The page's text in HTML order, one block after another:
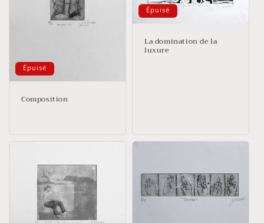
Épuisé
Composition
Épuisé
La domination de la
luxure